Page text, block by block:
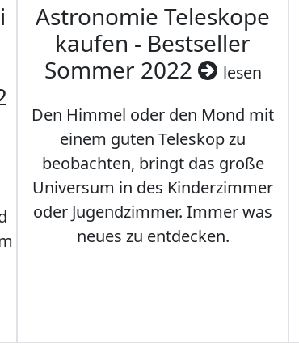
Astronomie Teleskope
kaufen - Bestseller
Sommer 2022
lesen
Den Himmel oder den Mond mit
einem guten Teleskop zu
beobachten, bringt das große
Universum in des Kinderzimmer
oder Jugendzimmer. Immer was
neues zu entdecken.